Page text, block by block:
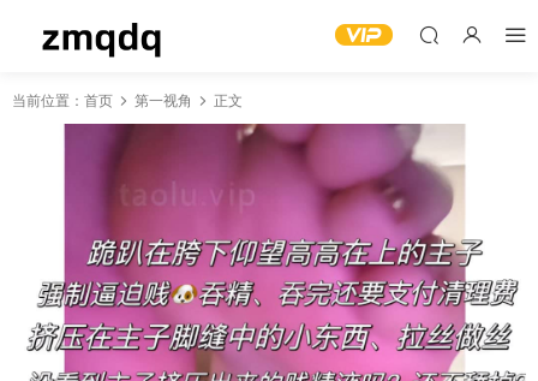
当前位置： 首页 第一视角 正文